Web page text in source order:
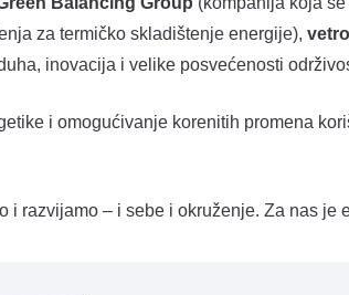
za termičko skladištenje energije),
inovacija i velike posvećenosti
i omogućivanje korenitih promena
i razvijamo – i sebe i okruženje. Za nas